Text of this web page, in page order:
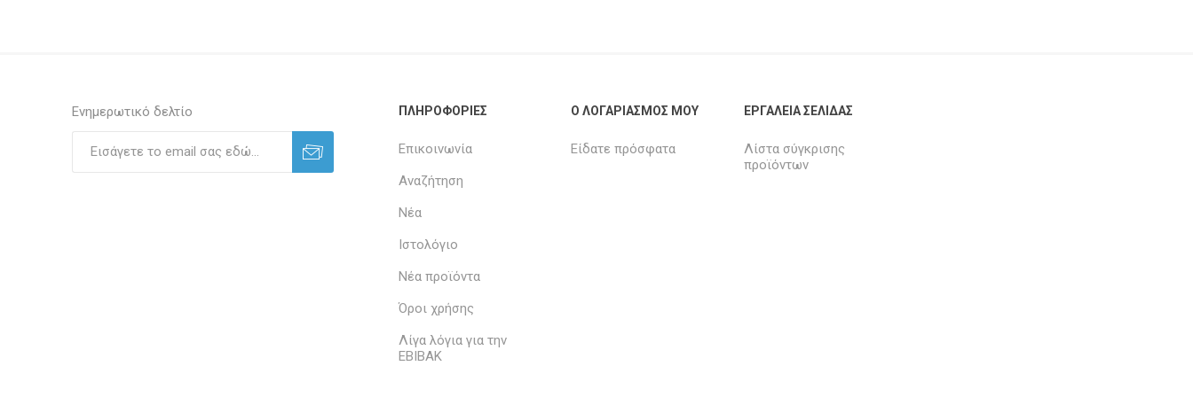
Ενημερωτικό δελτίο ΠΛΗΡΟΦΟΡΊΕΣ
Επικοινωνία
Αναζήτηση
Νέα
Ιστολόγιο
Νέα προϊόντα
Όροι χρήσης
Λίγα λόγια για την
ΕΒΙΒΑΚ
Ο ΛΟΓΑΡΙΑΣΜΌΣ ΜΟΥ
Είδατε πρόσφατα
ΕΡΓΑΛΕΊΑ ΣΕΛΊΔΑΣ
Λίστα σύγκρισης
προϊόντων